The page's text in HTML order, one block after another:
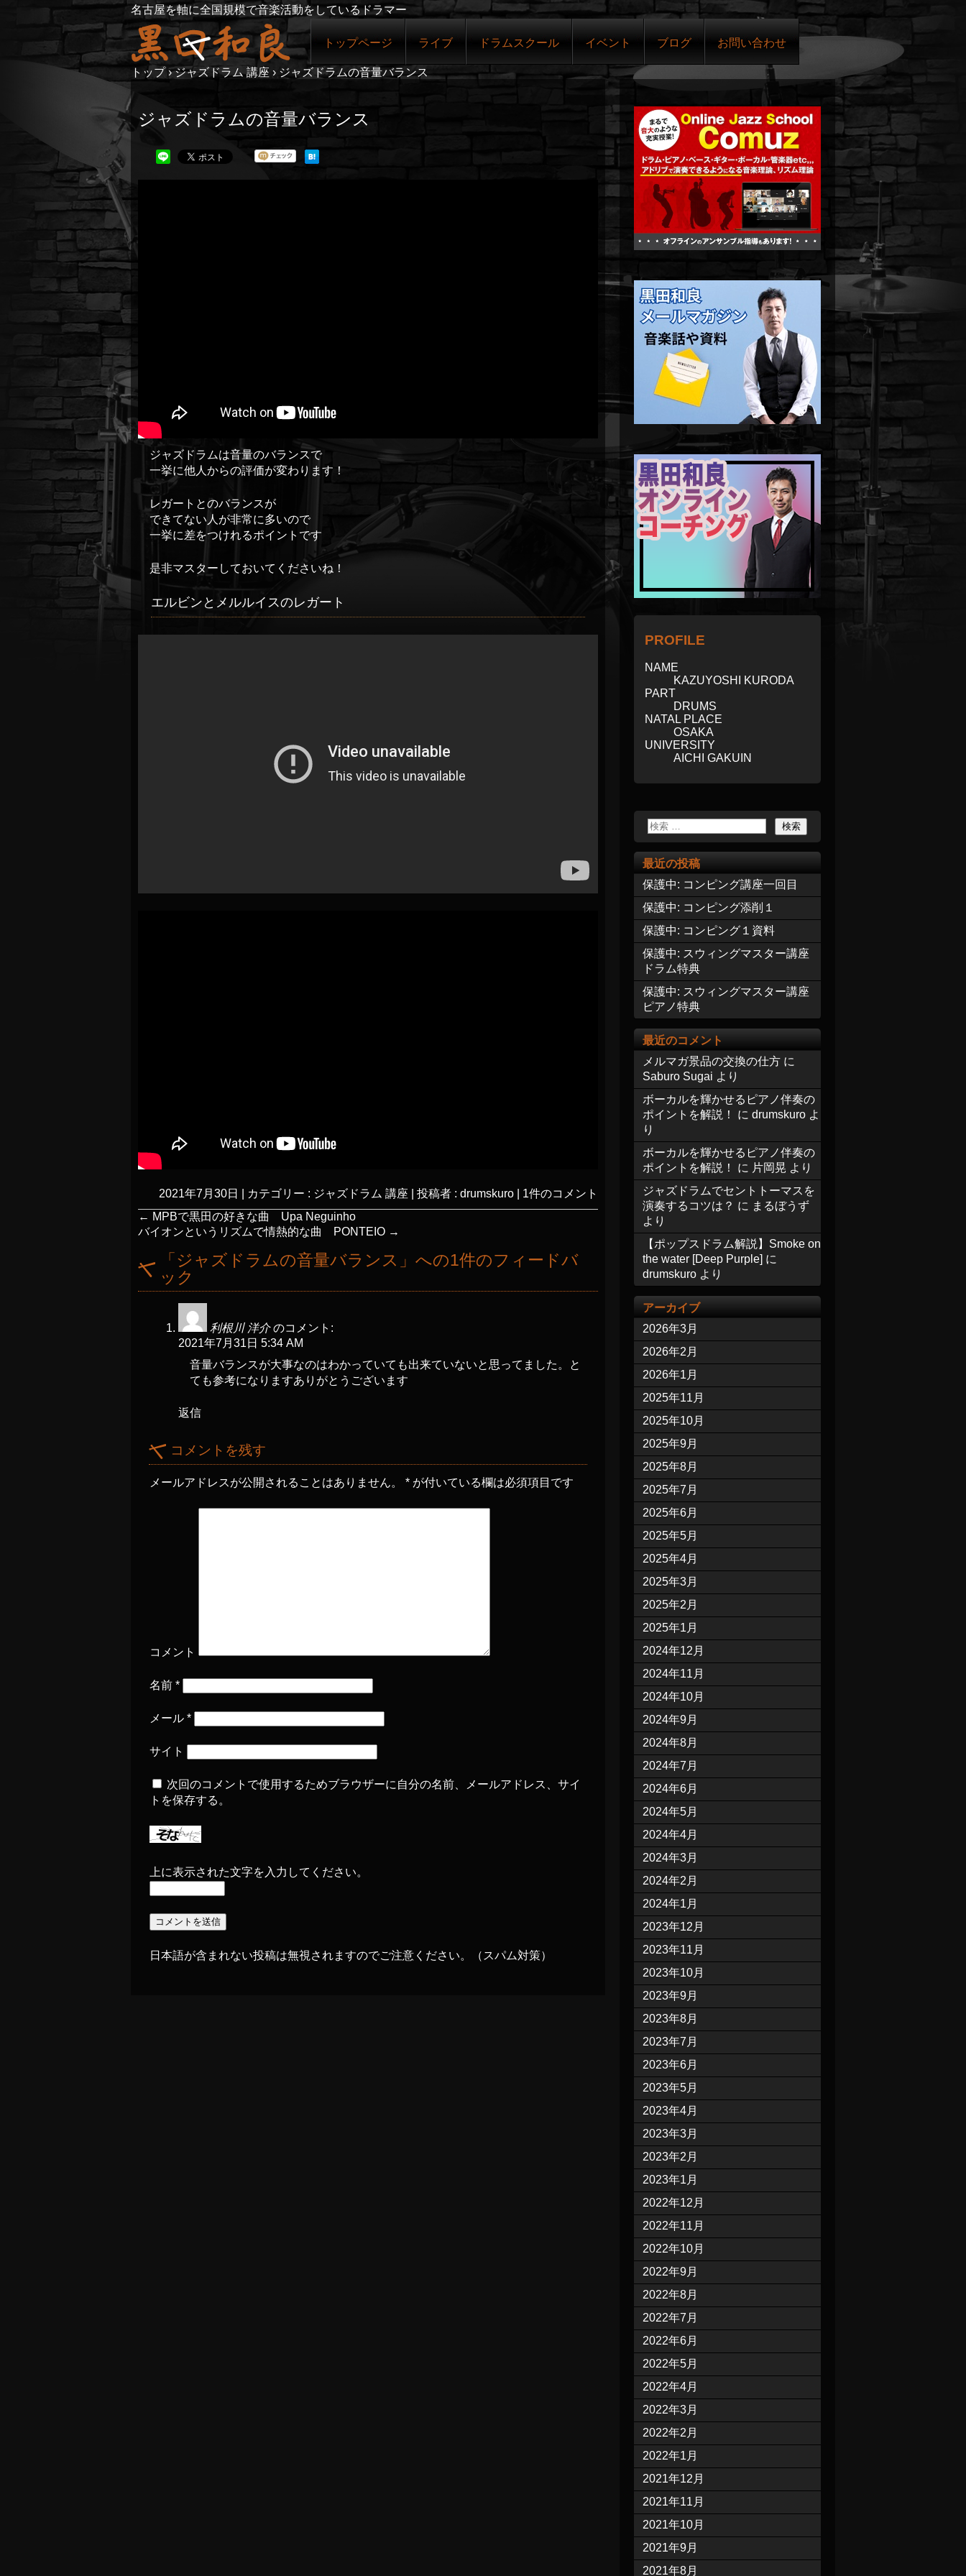
名古屋を軸に全国規模で音楽活動をしているドラマー
トップページ ライブ ドラムスクール イベント ブログ お問い合わせ
トップ › ジャズドラム 講座 › ジャズドラムの音量バランス
ジャズドラムの音量バランス
ジャズドラムは音量のバランスで
一挙に他人からの評価が変わります！
レガートとのバランスが
できてない人が非常に多いので
一挙に差をつけれるポイントです
是非マスターしておいてくださいね！
エルビンとメルルイスのレガート
2021年7月30日 カテゴリー : ジャズドラム 講座 投稿者 : drumskuro
1件のコメント
← MPBで黒田の好きな曲 Upa Neguinho
バイオンというリズムで情熱的な曲 PONTEIO →
「ジャズドラムの音量バランス 」への1件のフィードバ
ック
利根川 洋介 のコメント:
2021年7月31日 5:34 AM
音量バランスが大事なのはわかっていても出来ていないと思ってました。と
ても参考になりますありがとうございます
返信
コメントを残す
メールアドレスが公開されることはありません。 * が付いている欄は必須項目です
コメント
名前 *
メール *
サイト
次回のコメントで使用するためブラウザーに自分の名前、メールアドレス、サイ
トを保存する。
上に表示された文字を入力してください。
日本語が含まれない投稿は無視されますのでご注意ください。（スパム対策）
PROFILE
NAME
KAZUYOSHI KURODA
PART
DRUMS
NATAL PLACE
OSAKA
UNIVERSITY
AICHI GAKUIN
最近の投稿
保護中: コンピング講座一回目
保護中: コンピング添削１
保護中: コンピング１資料
保護中: スウィングマスター講座
ドラム特典
保護中: スウィングマスター講座
ピアノ特典
最近のコメント
メルマガ景品の交換の仕方 に
Saburo Sugai より
ボーカルを輝かせるピアノ伴奏の
ポイントを解説！
に drumskuro よ
り
ボーカルを輝かせるピアノ伴奏の
ポイントを解説！
に 片岡晃 より
ジャズドラムでセントトーマスを
演奏するコツは？ に まるぼうず
より
【ポップスドラム解説】Smoke on
the water [Deep Purple] に
drumskuro より
アーカイブ
2026年3月
2026年2月
2026年1月
2025年11月
2025年10月
2025年9月
2025年8月
2025年7月
2025年6月
2025年5月
2025年4月
2025年3月
2025年2月
2025年1月
2024年12月
2024年11月
2024年10月
2024年9月
2024年8月
2024年7月
2024年6月
2024年5月
2024年4月
2024年3月
2024年2月
2024年1月
2023年12月
2023年11月
2023年10月
2023年9月
2023年8月
2023年7月
2023年6月
2023年5月
2023年4月
2023年3月
2023年2月
2023年1月
2022年12月
2022年11月
2022年10月
2022年9月
2022年8月
2022年7月
2022年6月
2022年5月
2022年4月
2022年3月
2022年2月
2022年1月
2021年12月
2021年11月
2021年10月
2021年9月
2021年8月